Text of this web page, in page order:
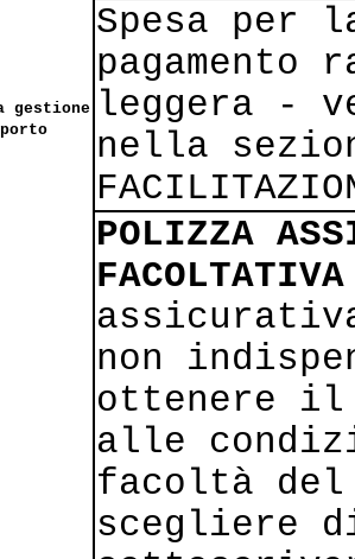
gestione
Spesa per
pagamento
leggera -
nella
POLIZZA
FACOLTATIVA
non
ottenere il
alle
facoltà
scegliere